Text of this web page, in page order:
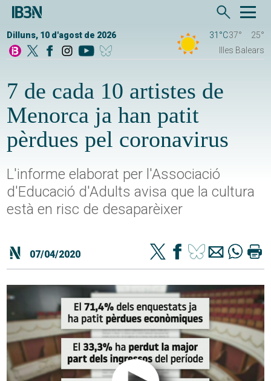
Dilluns, 10 d'agost de 2026 31°C37°
25°
Illes Balears
7 de cada 10 artistes de
Menorca ja han patit
pèrdues pel coronavirus
L'informe elaborat per l'Associació
d'Educació d'Adults avisa que la cultura
està en risc de desaparèixer
07/04/2020